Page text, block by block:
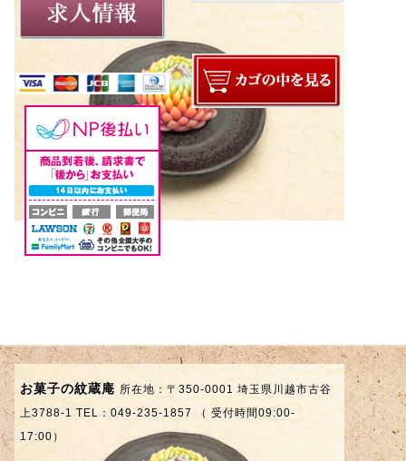
お菓子の紋蔵庵 所在地：〒350-0001 埼玉県川越市古谷
上3788-1 TEL：049-235-1857 （ 受付時間09:00-
17:00）